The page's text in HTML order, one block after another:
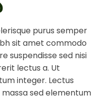
purus semper
sit amet commodo
suspendisse sed nisi
lectus a. Ut
integer. Lectus
sed elementum